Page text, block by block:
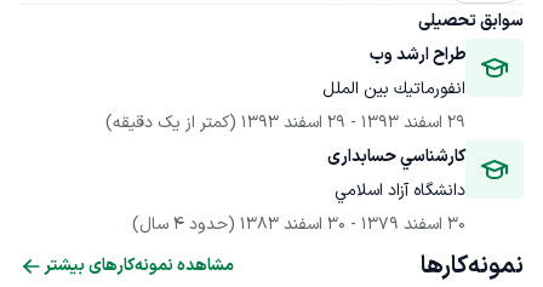
سوابق تحصیلی
طراح ارشد وب
انفورماتيك بين الملل
29 اسفند 1393
- 29 اسفند 1393
(کمتر از یک دقیقه)
كارشناسي حسابداری
دانشگاه آزاد اسلامي
30 اسفند 1379
- 30 اسفند 1383 (حدود 4 سال)
نمونه‌کارها مشاهده نمونه‌کارهای بیشتر